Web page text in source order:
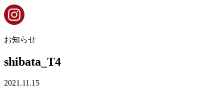
お知らせ
shibata_T4
2021.11.15